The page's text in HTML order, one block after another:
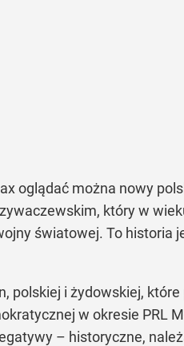
oglądać można nowy
który w
światowej. To
polskiej i żydowskiej,
w okresie PRL
– historyczne,